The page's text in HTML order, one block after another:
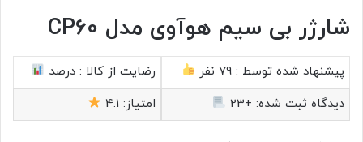
شارژر بی سیم هوآوی مدل CP60
پیشنهاد شده توسط : 79 نفر رضایت از کالا : درصد
دیدگاه ثبت شده: +23 امتیاز: 4.1